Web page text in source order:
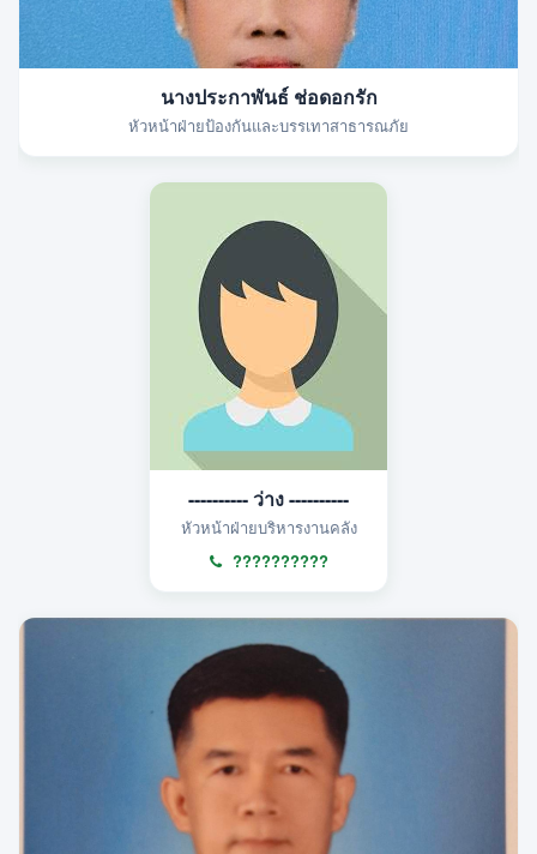
นางประกาพันธ์ ช่อดอกรัก
หัวหน้าฝ่ายป้องกันและบรรเทาสาธารณภัย
---------- ว่าง ----------
หัวหน้าฝ่ายบริหารงานคลัง
??????????